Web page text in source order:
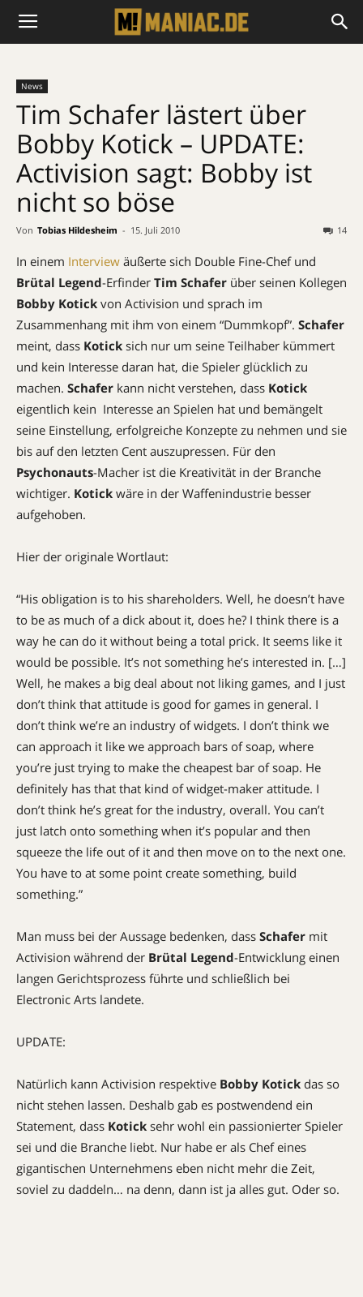
News
Tim Schafer lästert über
Bobby Kotick – UPDATE:
Activision sagt: Bobby ist
nicht so böse
Von Tobias Hildesheim - 15. Juli 2010 14
In einem Interview äußerte sich Double Fine-Chef und
Brütal Legend-Erfinder Tim Schafer über seinen Kollegen
Bobby Kotick von Activision und sprach im
Zusammenhang mit ihm von einem “Dummkopf”. Schafer
meint, dass Kotick sich nur um seine Teilhaber kümmert
und kein Interesse daran hat, die Spieler glücklich zu
machen. Schafer kann nicht verstehen, dass Kotick
eigentlich kein Interesse an Spielen hat und bemängelt
seine Einstellung, erfolgreiche Konzepte zu nehmen und sie
bis auf den letzten Cent auszupressen. Für den
Psychonauts-Macher ist die Kreativität in der Branche
wichtiger. Kotick wäre in der Waffenindustrie besser
aufgehoben.
Hier der originale Wortlaut:
“His obligation is to his shareholders. Well, he doesn’t have
to be as much of a dick about it, does he? I think there is a
way he can do it without being a total prick. It seems like it
would be possible. It’s not something he’s interested in. […]
Well, he makes a big deal about not liking games, and I just
don’t think that attitude is good for games in general. I
don’t think we’re an industry of widgets. I don’t think we
can approach it like we approach bars of soap, where
you’re just trying to make the cheapest bar of soap. He
definitely has that that kind of widget-maker attitude. I
don’t think he’s great for the industry, overall. You can’t
just latch onto something when it’s popular and then
squeeze the life out of it and then move on to the next one.
You have to at some point create something, build
something.”
Man muss bei der Aussage bedenken, dass Schafer mit
Activision während der Brütal Legend-Entwicklung einen
langen Gerichtsprozess führte und schließlich bei
Electronic Arts landete.
UPDATE:
Natürlich kann Activision respektive Bobby Kotick das so
nicht stehen lassen. Deshalb gab es postwendend ein
Statement, dass Kotick sehr wohl ein passionierter Spieler
sei und die Branche liebt. Nur habe er als Chef eines
gigantischen Unternehmens eben nicht mehr die Zeit,
soviel zu daddeln… na denn, dann ist ja alles gut. Oder so.